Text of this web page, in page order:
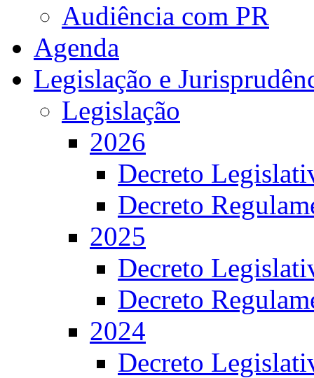
Audiência com PR
Agenda
Legislação e
Legislação
2026
Decreto
Decreto
2025
Decreto
Decreto
2024
Decreto